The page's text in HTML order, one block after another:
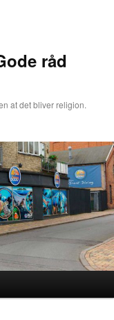
råd
at det bliver religion.